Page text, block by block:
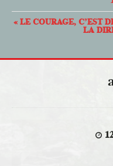
« LE COURAGE, C’EST
LA